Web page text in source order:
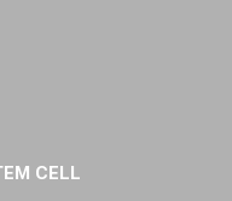
CELL